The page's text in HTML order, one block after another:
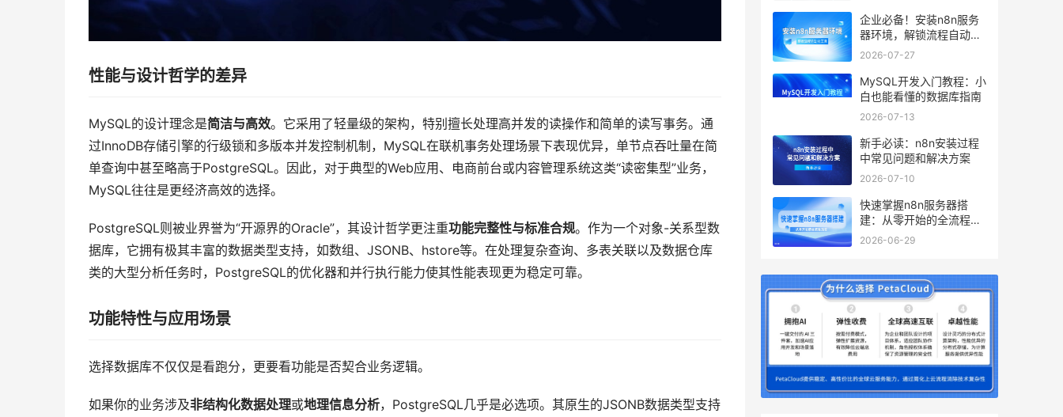
性能与设计哲学的差异
MySQL的设计理念是简洁与高效。它采用了轻量级的架构，特别擅长处理高并发的读操作和简单的读写事务。通
过InnoDB存储引擎的行级锁和多版本并发控制机制，MySQL在联机事务处理场景下表现优异，单节点吞吐量在简
单查询中甚至略高于PostgreSQL。因此，对于典型的Web应用、电商前台或内容管理系统这类“读密集型”业务，
MySQL往往是更经济高效的选择。
PostgreSQL则被业界誉为“开源界的Oracle”，其设计哲学更注重功能完整性与标准合规。作为一个对象-关系型数
据库，它拥有极其丰富的数据类型支持，如数组、JSONB、hstore等。在处理复杂查询、多表关联以及数据仓库
类的大型分析任务时，PostgreSQL的优化器和并行执行能力使其性能表现更为稳定可靠。
功能特性与应用场景
选择数据库不仅仅是看跑分，更要看功能是否契合业务逻辑。
如果你的业务涉及非结构化数据处理或地理信息分析，PostgreSQL几乎是必选项。其原生的JSONB数据类型支持
企业必备！安装n8n服务
器环境，解锁流程自动化
工具
2026-07-27
MySQL开发入门教程：小
白也能看懂的数据库指南
2026-07-13
新手必读：n8n安装过程
中常见问题和解决方案
2026-07-10
快速掌握n8n服务器搭
建：从零开始的全流程指
南
2026-06-29